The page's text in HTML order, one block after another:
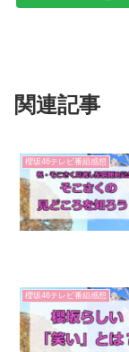
関連記事
櫻坂46テレビ番組感想
櫻坂46テレビ番組感想